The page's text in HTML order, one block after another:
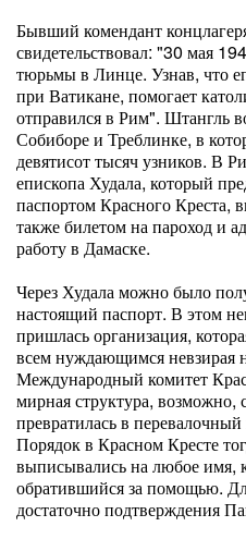
Бывший комендант
свидетельствовал: "30 мая
тюрьмы в Линце. Узнав, что
при Ватикане, помогает
отправился в Рим". Штангль
Собиборе и Треблинке, в
девятисот тысяч узников. В
епископа Худала, который
паспортом Красного Креста,
также билетом на пароход и
работу в Дамаске.
Через Худала можно было
настоящий паспорт. В этом
пришлась организация,
всем нуждающимся невзирая
Международный комитет
мирная структура, возможно,
превратилась в
Порядок в Красном Кресте
выписывались на любое имя,
обратившийся за помощью.
достаточно подтверждения